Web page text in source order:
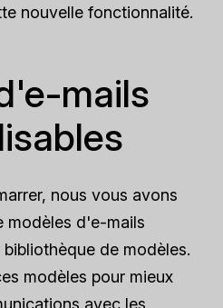
nouvelle fonctionnalité.
mails
nous vous avons
modèles d'e-mails
de modèles.
modèles pour mieux
avec les